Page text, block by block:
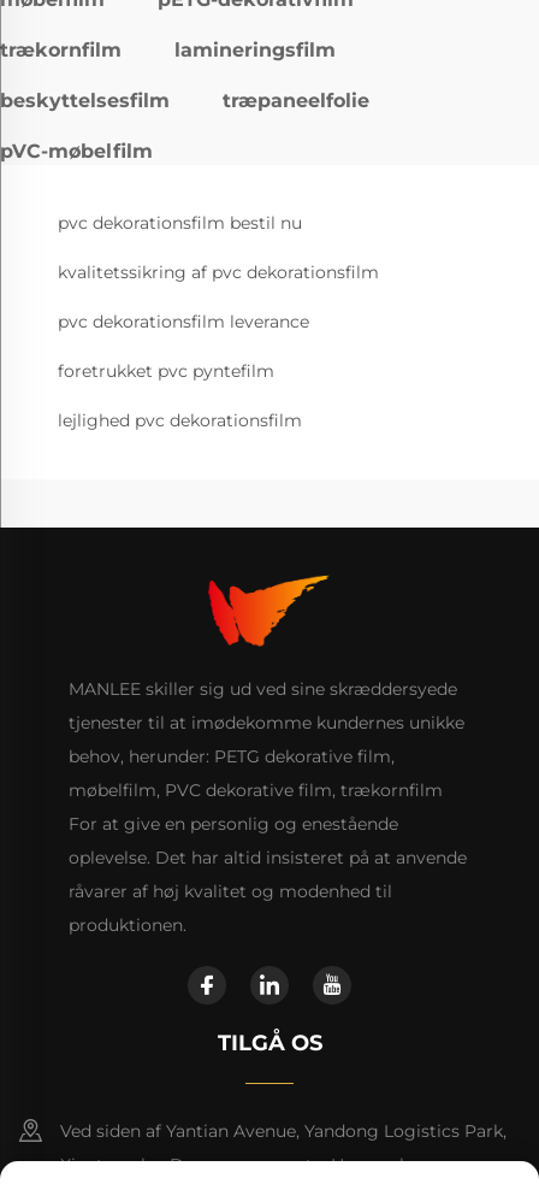
trækornfilm lamineringsfilm
beskyttelsesfilm træpaneelfolie
pVC-møbelfilm
pvc dekorationsfilm bestil nu
kvalitetssikring af pvc dekorationsfilm
pvc dekorationsfilm leverance
foretrukket pvc pyntefilm
lejlighed pvc dekorationsfilm
MANLEE skiller sig ud ved sine skræddersyede
tjenester til at imødekomme kundernes unikke
behov, herunder: PETG dekorative film,
møbelfilm, PVC dekorative film, trækornfilm
For at give en personlig og enestående
oplevelse. Det har altid insisteret på at anvende
råvarer af høj kvalitet og modenhed til
produktionen.
TILGÅ OS
Ved siden af Yantian Avenue, Yandong Logistics Park,
Xiantang by, Dongyuan county, Heyuan by